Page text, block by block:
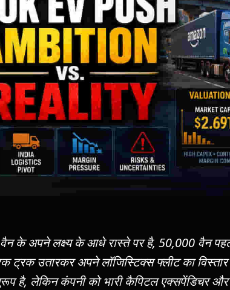
के अपने लक्ष्य के आधे रास्ते पर है, 50,000 वैन
ट्रक उतारकर अपने लॉजिस्टिक्स फ्लीट का
है, लेकिन कंपनी को भारी कैपिटल एक्सपेंडिचर